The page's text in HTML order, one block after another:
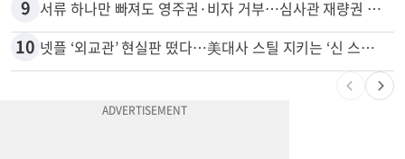
8 “술에 이것 한방울 넣어라” 매일 소주 1병 까는 91세의 철칙
9 서류 하나만 빠져도 영주권·비자 거부…심사관 재량권 대폭 확대
넷플 ‘외교관’ 현실판 떴다…美대사 스틸 지키는 ‘신 스틸러’